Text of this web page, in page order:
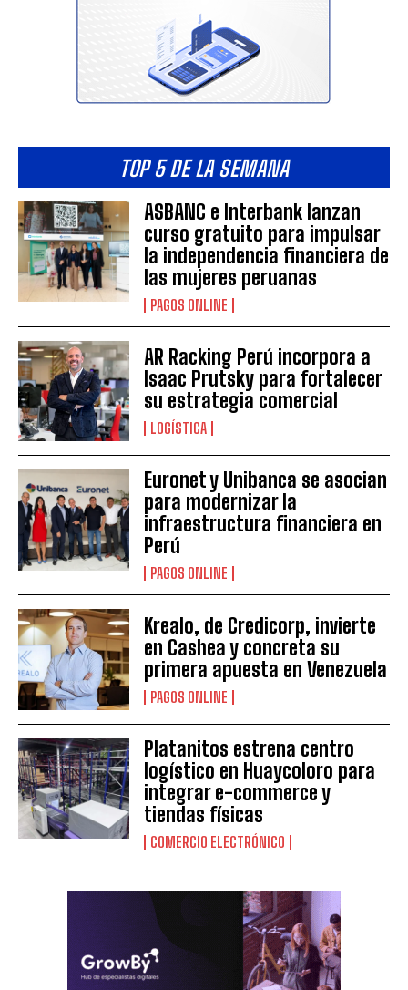
TOP 5 DE LA SEMANA
ASBANC e Interbank lanzan
curso gratuito para impulsar
la independencia financiera de
las mujeres peruanas
PAGOS ONLINE
AR Racking Perú incorpora a
Isaac Prutsky para fortalecer
su estrategia comercial
LOGÍSTICA
Euronet y Unibanca se asocian
para modernizar la
infraestructura financiera en
Perú
PAGOS ONLINE
Krealo, de Credicorp, invierte
en Cashea y concreta su
primera apuesta en Venezuela
PAGOS ONLINE
Platanitos estrena centro
logístico en Huaycoloro para
integrar e-commerce y
tiendas físicas
COMERCIO ELECTRÓNICO